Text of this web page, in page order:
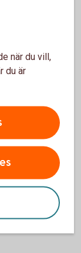
utgifter
definitiv
utgifter. Det
inte kan
kan däremot
när du vill,
du är